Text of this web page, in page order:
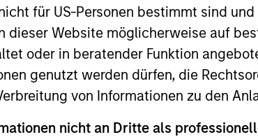
für US-Personen bestimmt sind
Website möglicherweise auf
oder in beratender Funktion
genutzt werden dürfen, die
von Informationen zu den
nicht an Dritte als
Kapitalzuwachs an, indem wir in
Index zusammensetzt: Saudi-Arabien,
Wir kombinieren Top-down-
aus Wertpapieren, die unserer